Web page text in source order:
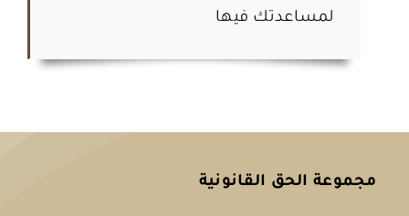
لمساعدتك فيها
مجموعة الحق القانونية